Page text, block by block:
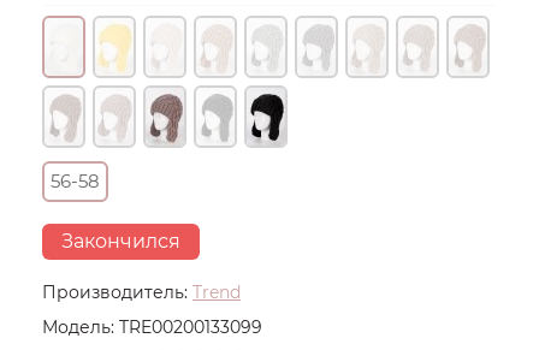
Производитель: Trend
Модель: TRE00200133099
56-58
Закончился